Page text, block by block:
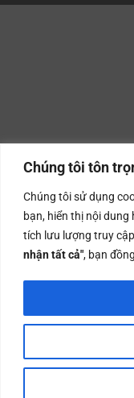
Chúng tôi tôn
Chúng tôi sử dụng
bạn, hiển thị nội
tích lưu lượng truy
nhận tất cả", bạn